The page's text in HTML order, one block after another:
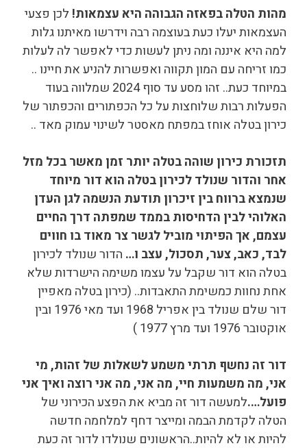
מהות הטלה בפאזה הגבוהה היא עצמאות! לכן פצעי
העצמאות יעלו כעת בעוצמה רבה וידרשו מאיתנו גלות
למה היא איננה ומה ניתן לעשות כדי לאפשר לה לעלות
כמו זריחה עם המון תקווה ואפשרות להניע את חיינו ..
במיוחד כעת.. זהו מסע עד סוף 2024 שמלווה בעוד
הפעלות רבות שלוחצות על כל הכפתורים והכפתור של
כירון בטלה אוחז במפתח מאסטר לשינוי עמוק מאד ..
תזכורת כירון שוהה בטלה יותר זמן מאשר בכל מזל
אחר והדור שנולד לכירון בטלה הוא דור מיוחד
שנמצא ברווח בין זיכרון תודעת הנשמה לגן העדן
האלוהי לבין הדחיסות בממד שמפתה דרך החיים
עצמם, אך הפיתוי מוביל לגשר צר מאוד בו חווים
לבד, כאב, צער, תסכול, עצב ו… הדור שנולד לכירון
בטלה הוא דור שקבל על עצמו משימה הישרדות שלא
אחת נחוות כמשימת התאבדות.. (כירון בטלה מאפיין
דור שלם שנולד בין אפריל 1968 ועד מאי 1976 ובין
אוקטובר 1976 ועד מרץ 1977 )
דור זה נחשף תרתי משמע לשאלות של זהות, מי
אני, מה משמעות חיי, מה אני, מה אני רוצה ואיך אני
פועל….למעשה דור זה מביא את הפצע הכירוני של
הטלה לקדמת הבמה ומייצר דחף למלחמה חדשה
להיות או לא להיות..הראשונים שנולדו לדור זה כעת